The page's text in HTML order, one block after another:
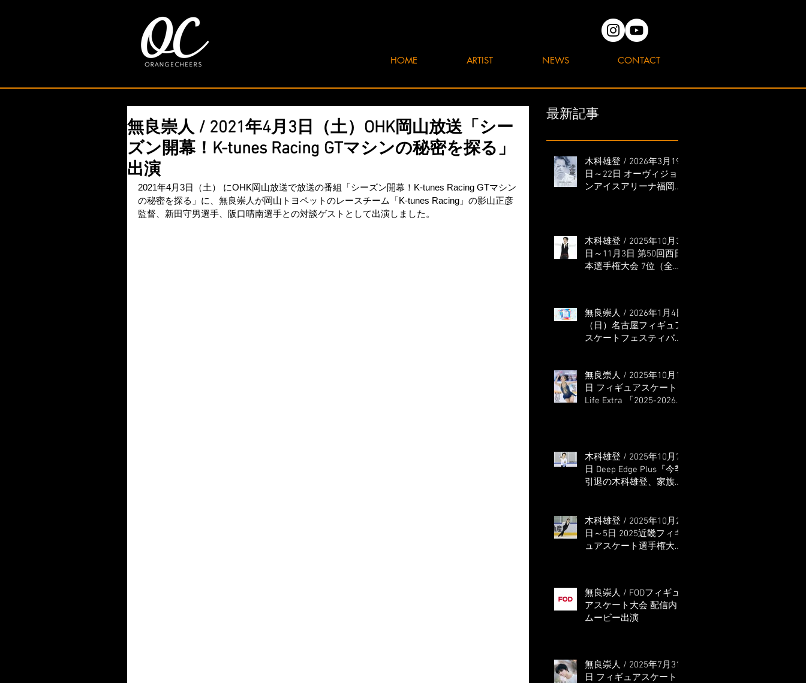
HOME ARTIST NEWS CONTACT
無良崇人 / 2021年4月3日（土）OHK岡山放送「シー
ズン開幕！K-tunes Racing GTマシンの秘密を探る」
出演
2021年4月3日（土） にOHK岡山放送で放送の番組「シーズン開幕！K-tunes Racing GTマシン
の秘密を探る」に、無良崇人が岡山トヨペットのレースチーム「K-tunes Racing」の影山正彦
監督、新田守男選手、阪口晴南選手との対談ゲストとして出演しました。
最新記事
木科雄登 / 2026年3月19
日～22日 オーヴィジョ
ンアイスアリーナ福岡
木科雄登 / 2025年10月31
日～11月3日 第50回西日
本選手権大会 7位（全日
無良崇人 / 2026年1月4日
（日）名古屋フィギュア
スケートフェスティバル
無良崇人 / 2025年10月16
日 フィギュアスケート
Life Extra 「2025-2026
木科雄登 / 2025年10月7
日 Deep Edge Plus『今季
引退の木科雄登、家族や
全日本、絶対見に来
て」』
木科雄登 / 2025年10月2
日～5日 2025近畿フィギ
ュアスケート選手権大会
無良崇人 / FODフィギュ
アスケート大会 配信内
ムービー出演
無良崇人 / 2025年7月31
日 フィギュアスケート